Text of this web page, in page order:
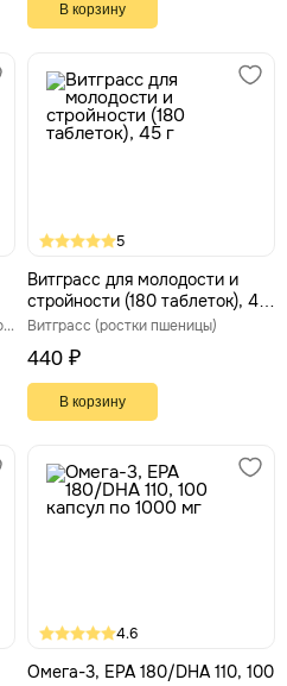
В корзину
Пищевые масла 1-ого холодного отжима
5
Витграсс для молодости и
стройности (180 таблеток), 45
г
Витграсс (ростки пшеницы)
440 ₽
В корзину
4.6
Омега-3, EPA 180/DHA 110, 100